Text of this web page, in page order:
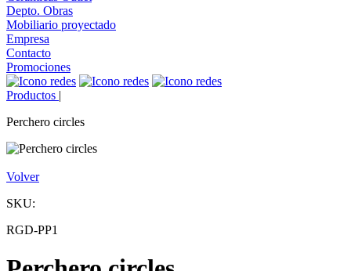
Depto. Obras
Mobiliario proyectado
Empresa
Contacto
Promociones
Productos |
Perchero circles
Volver
SKU:
RGD-PP1